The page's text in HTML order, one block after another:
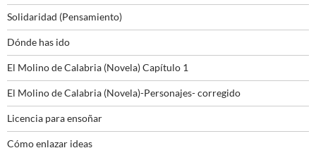
Solidaridad (Pensamiento)
Dónde has ido
El Molino de Calabria (Novela) Capítulo 1
El Molino de Calabria (Novela)-Personajes- corregido
Licencia para ensoñar
Cómo enlazar ideas